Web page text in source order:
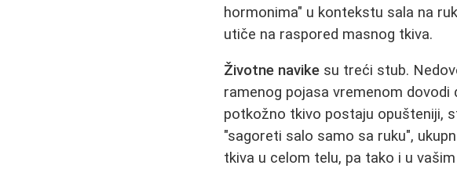
hormonima" u kontekstu sala na
utiče na raspored masnog tkiva.
Životne navike su treći stub.
ramenog pojasa vremenom
potkožno tkivo postaju opušteniji,
"sagoreti salo samo sa ruku",
tkiva u celom telu, pa tako i u